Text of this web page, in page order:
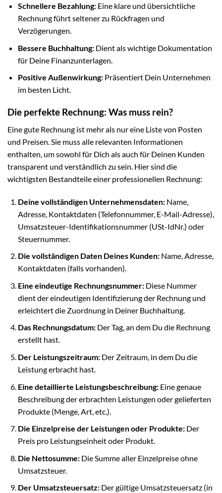
Schnellere Bezahlung:Eine klare und übersichtliche
Rechnung führt seltener zu Rückfragen und
Verzögerungen.
Bessere Buchhaltung:Dient als wichtige Dokumentation
für Deine Finanzunterlagen.
Positive Außenwirkung:Präsentiert Dein Unternehmen
im besten Licht.
Die perfekte Rechnung: Was muss rein?
Eine gute Rechnung ist mehr als nur eine Liste von Posten
und Preisen. Sie muss alle relevanten Informationen
enthalten, um sowohl für Dich als auch für Deinen Kunden
transparent und verständlich zu sein. Hier sind die
wichtigsten Bestandteile einer professionellen Rechnung:
Deine vollständigen Unternehmensdaten:Name,
Adresse, Kontaktdaten (Telefonnummer, E-Mail-Adresse),
Umsatzsteuer-Identifikationsnummer (USt-IdNr.) oder
Steuernummer.
Die vollständigen Daten Deines Kunden:Name, Adresse,
Kontaktdaten (falls vorhanden).
Eine eindeutige Rechnungsnummer:Diese Nummer
dient der eindeutigen Identifizierung der Rechnung und
erleichtert die Zuordnung in Deiner Buchhaltung.
Das Rechnungsdatum:Der Tag, an dem Du die Rechnung
erstellt hast.
Der Leistungszeitraum:Der Zeitraum, in dem Du die
Leistung erbracht hast.
Eine detaillierte Leistungsbeschreibung:Eine genaue
Beschreibung der erbrachten Leistungen oder gelieferten
Produkte (Menge, Art, etc.).
Die Einzelpreise der Leistungen oder Produkte:Der
Preis pro Leistungseinheit oder Produkt.
Die Nettosumme:Die Summe aller Einzelpreise ohne
Umsatzsteuer.
Der Umsatzsteuersatz:Der gültige Umsatzsteuersatz (in